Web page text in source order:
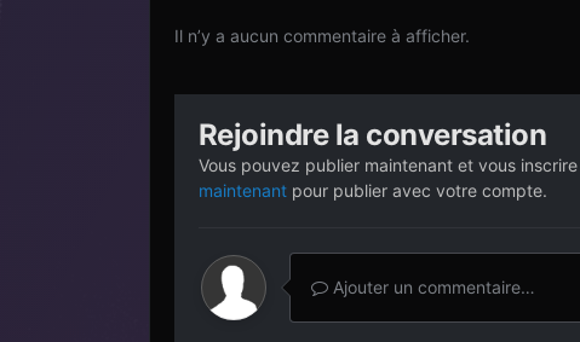
Il n’y a aucun commentaire à afficher.
Rejoindre la conversation
Vous pouvez publier maintenant et vous
maintenantpour publier avec votre compte.
Ajouter un commentaire…